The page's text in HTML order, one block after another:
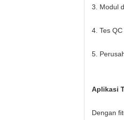
3. Modul
4. Tes
5.
Aplikasi
Dengan